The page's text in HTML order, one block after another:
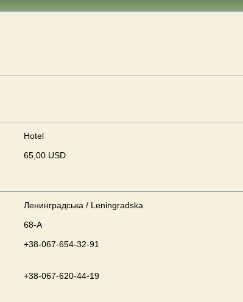
Hotel
65,00 USD
Ленинградська / Leningradska
68-А
+38-067-654-32-91
+38-067-620-44-19